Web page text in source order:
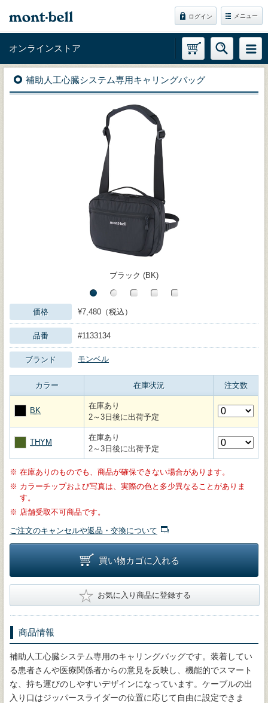
ログイン メニュー
オンラインストア
補助人工心臓システム専用キャリングバッグ
ブラック (BK)
価格 ¥7,480（税込）
品番 #1133134
ブランド モンベル
カラー 在庫状況 注文数
BK
在庫あり
2～3日後に出荷予定
THYM
在庫あり
2～3日後に出荷予定
※ 在庫ありのものでも、商品が確保できない場合があります。
※ カラーチップおよび写真は、実際の色と多少異なることがありま
す。
※ 店舗受取不可商品です。
ご注文のキャンセルや返品・交換について
買い物カゴに入れる
★ お気に入り商品に登録する
商品情報
補助人工心臓システム専用のキャリングバッグです。装着してい
る患者さんや医療関係者からの意見を反映し、機能的でスマート
な、持ち運びのしやすいデザインになっています。ケーブルの出
入り口はジッパースライダーの位置に応じて自由に設定できま